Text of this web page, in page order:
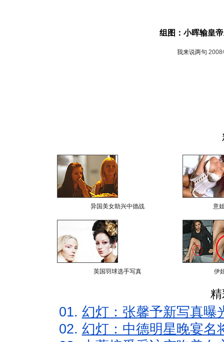
组图：小晖输皇
我来说两句 2008
异国美女助兴中德战 意
英国羽球选手写真 伊
01. 幻灯：张馨予新写真曝
02. 幻灯：中德明星晚宴名